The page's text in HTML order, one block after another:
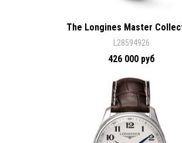
The Longines Master
L28594926
426 000 руб